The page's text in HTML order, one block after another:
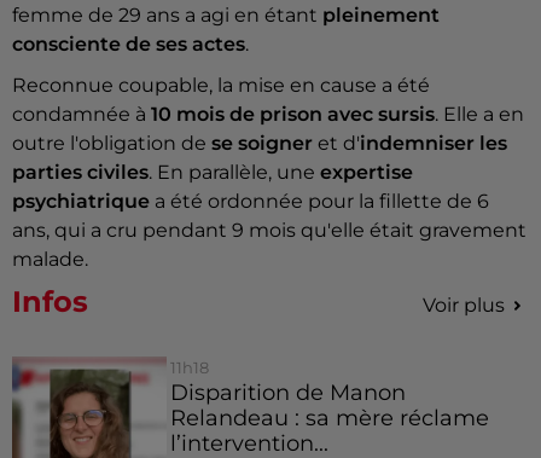
femme de 29 ans a agi en étant pleinement
consciente de ses actes.
Reconnue coupable, la mise en cause a été
condamnée à 10 mois de prison avec sursis. Elle a en
outre l'obligation de se soigner et d'indemniser les
parties civiles. En parallèle, une expertise
psychiatrique a été ordonnée pour la fillette de 6
ans, qui a cru pendant 9 mois qu'elle était gravement
malade.
Infos Voir plus
11h18
Disparition de Manon
Relandeau : sa mère réclame
l’intervention...